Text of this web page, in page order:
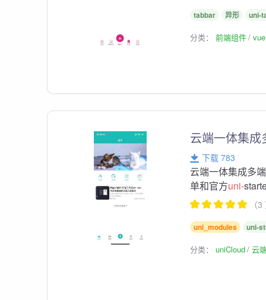
tabbar 异形 uni-
分类：前端组件
云端一体集
下载 783
云端一体集成多
单和官方uni-
（
uni_modules uni-
分类：uniCloud 云